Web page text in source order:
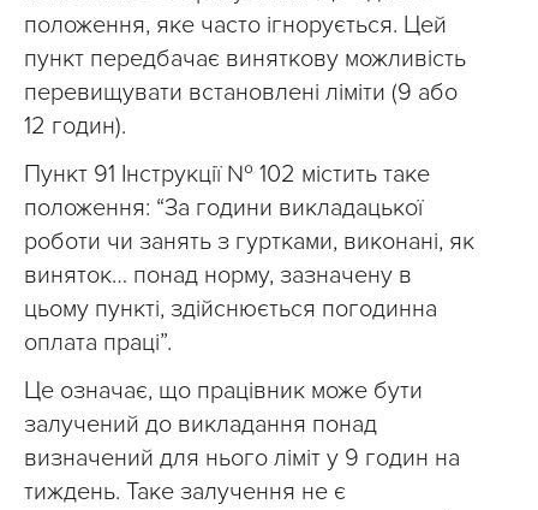
положення, яке часто ігнорується. Цей
пункт передбачає виняткову можливість
перевищувати встановлені ліміти (9 або
12 годин).
Пункт 91 Інструкції № 102 містить таке
положення: “За години викладацької
роботи чи занять з гуртками, виконані, як
виняток… понад норму, зазначену в
цьому пункті, здійснюється погодинна
оплата праці”.
Це означає, що працівник може бути
залучений до викладання понад
визначений для нього ліміт у 9 годин на
тиждень. Таке залучення не є